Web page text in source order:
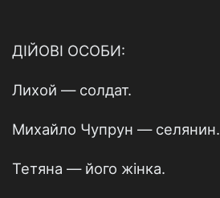
ДІЙОВІ ОСОБИ:
Лихой — солдат.
Михайло Чупрун — селянин.
Тетяна — його жінка.